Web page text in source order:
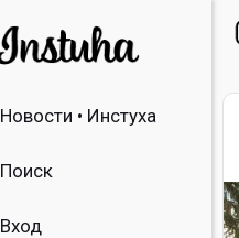
Новости • Инстуха
Поиск
Вход